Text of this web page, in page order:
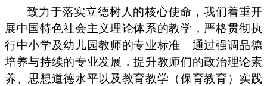
致力于落实立德树人的核心使命，我们着重开
展中国特色社会主义理论体系的教学，严格贯彻执
行中小学及幼儿园教师的专业标准。通过强调品德
培养与持续的专业发展，提升教师们的政治理论素
养、思想道德水平以及教育教学（保育教育）实践